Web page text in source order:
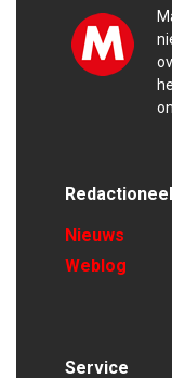
Redactioneel
Nieuws
Weblog
Service